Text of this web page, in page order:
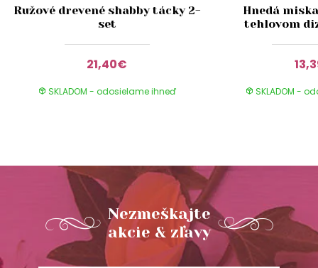
Ružové drevené shabby tácky 2-
set
21,40€
SKLADOM - odosielame ihneď
Hnedá
tehlovom
SKLADOM -
Nezmeškajte
akcie & zľavy